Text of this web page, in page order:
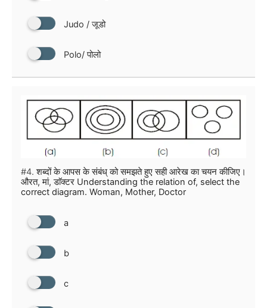
Judo / जूडो
Polo/ पोलो
#4. शब्दों के आपस के संबंध् को समझते हुए सही आरेख का चयन कीजिए।
औरत, मां, डाॅक्टर Understanding the relation of, select the
correct diagram. Woman, Mother, Doctor
a
b
c